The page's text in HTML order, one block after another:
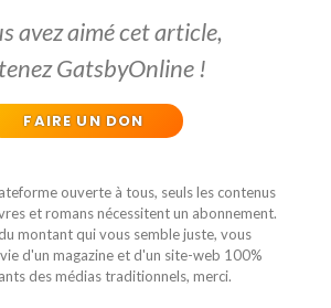
avez aimé cet article,
GatsbyOnline !
FAIRE UN DON
ouverte à tous, seuls les contenus
et romans nécessitent un abonnement.
montant qui vous semble juste, vous
d'un magazine et d'un site-web 100%
des médias traditionnels, merci.